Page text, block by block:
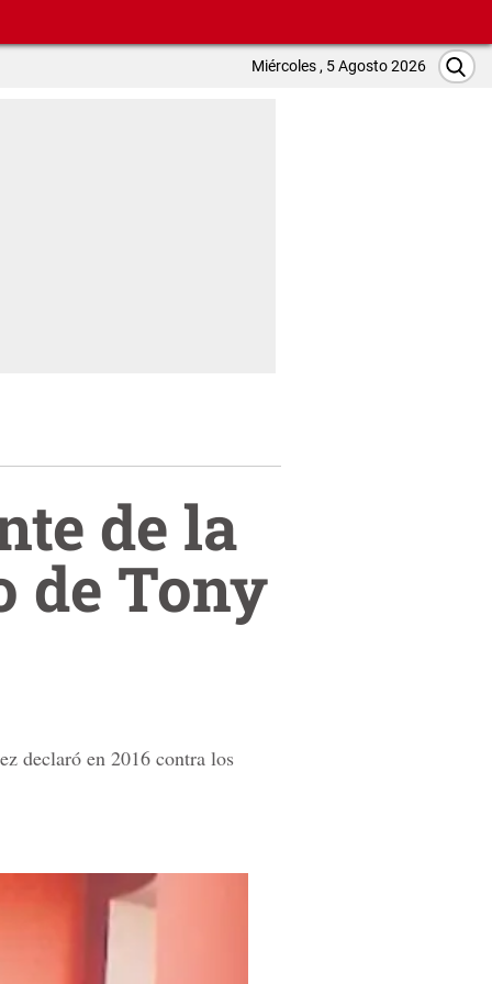
Miércoles , 5 Agosto 2026
de la
de Tony
declaró en 2016 contra los